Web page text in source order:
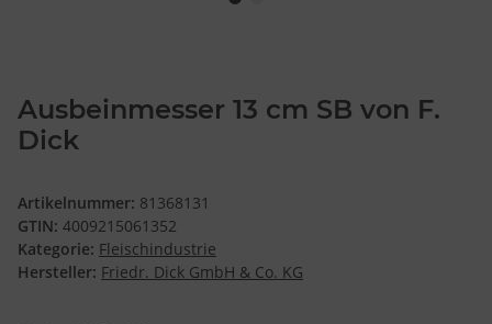
Ausbeinmesser 13 cm SB von F.
Dick
Artikelnummer: 81368131
GTIN: 4009215061352
Kategorie: Fleischindustrie
Hersteller: Friedr. Dick GmbH & Co. KG